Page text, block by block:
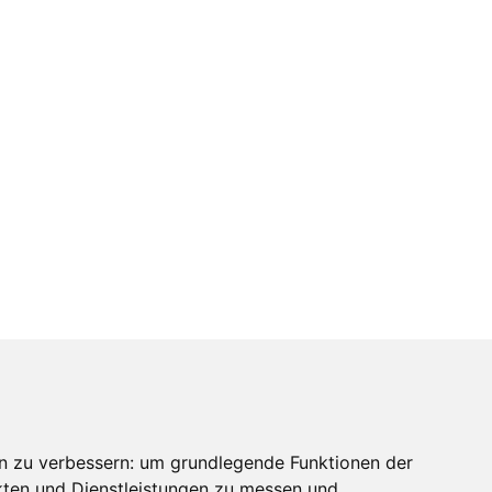
zu verbessern: um grundlegende Funktionen der